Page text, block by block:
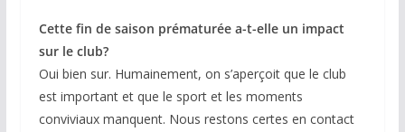
Cette fin de saison prématurée a-t-elle un impact
sur le club?
Oui bien sur. Humainement, on s’aperçoit que le club
est important et que le sport et les moments
conviviaux manquent. Nous restons certes en contact